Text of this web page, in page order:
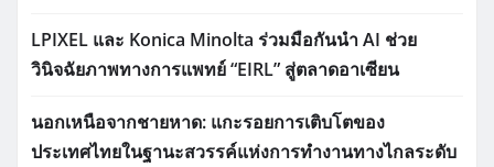
LPIXEL และ Konica Minolta ร่วมมือกันนำ AI ช่วย
วินิจฉัยภาพทางการแพทย์ “EIRL” สู่ตลาดอาเซียน
นอกเหนือจากชายหาด: แกะรอยการเติบโตของ
ประเทศไทยในฐานะสวรรค์แห่งการทำงานทางไกลระดับ